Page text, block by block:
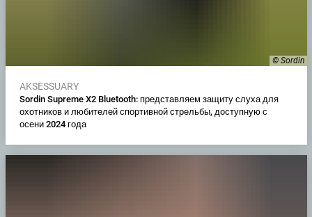
© Sordin
AKSESSUARY
Sordin Supreme X2 Bluetooth: представляем защиту слуха для
охотников и любителей спортивной стрельбы, доступную с
осени 2024 года